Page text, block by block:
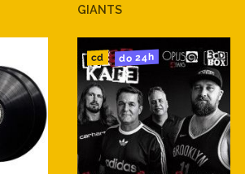
GIANTS
cd do 24h